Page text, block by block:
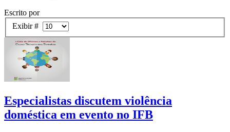
Escrito por
Exibir #
Especialistas discutem violência
doméstica em evento no IFB